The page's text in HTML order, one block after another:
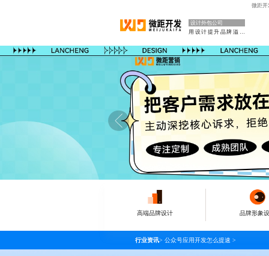
微距开
设计外包公司
用设计提升品牌溢价
高端品牌设计 品牌形象
行业资讯> 公众号应用开发怎么提速 >